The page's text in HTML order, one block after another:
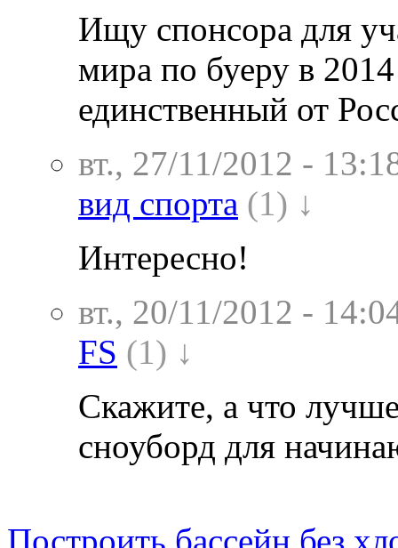
Ищу спонсора для
мира по буеру в
единственный от
вт., 27/11/2012 -
вид спорта (1) ↓
Интересно!
вт., 20/11/2012 -
FS (1) ↓
Скажите, а что
сноуборд для
Построить бассейн без